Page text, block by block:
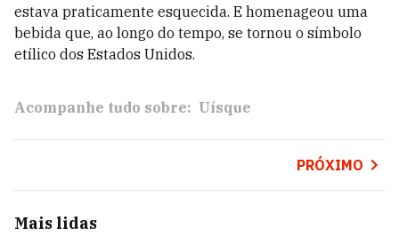
estava praticamente esquecida. E homenageou uma
bebida que, ao longo do tempo, se tornou o símbolo
etílico dos Estados Unidos.
Acompanhe tudo sobre: Uísque
PRÓXIMO
Mais lidas